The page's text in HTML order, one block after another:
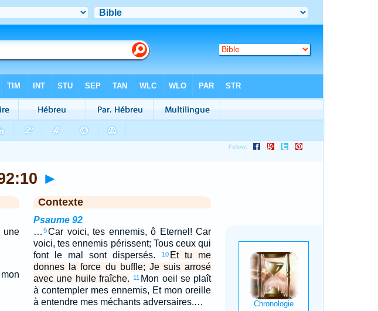
►
une
Contexte
Psaume 92
… 9Car voici, tes ennemis, ô Eternel! Car
voici, tes ennemis périssent; Tous ceux qui
font le mal sont dispersés.
10 Et tu me
donnes la force du buffle; Je suis arrosé
avec une huile fraîche.
11 Mon oeil se plaît
à contempler mes ennemis, Et mon oreille
à entendre mes méchants adversaires.…